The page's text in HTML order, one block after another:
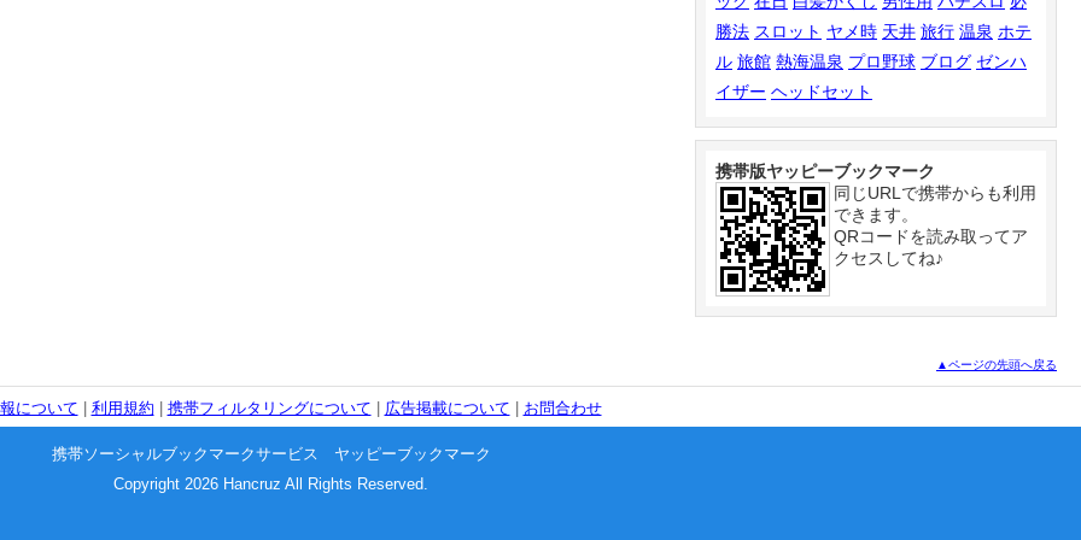
勝法 スロット ヤメ時 天井 旅行 温泉 ホテ
ル 旅館 熱海温泉 プロ野球 ブログ ゼンハ
イザー ヘッドセット
携帯版ヤッピーブックマーク
同じURLで携帯からも利用
できます。
QRコードを読み取ってア
クセスしてね♪
▲ページの先頭へ戻る
について 利用規約 携帯フィルタリングについて 広告掲載について お問合わせ
携帯ソーシャルブックマークサービス ヤッピーブックマーク
Copyright 2026 Hancruz All Rights Reserved.